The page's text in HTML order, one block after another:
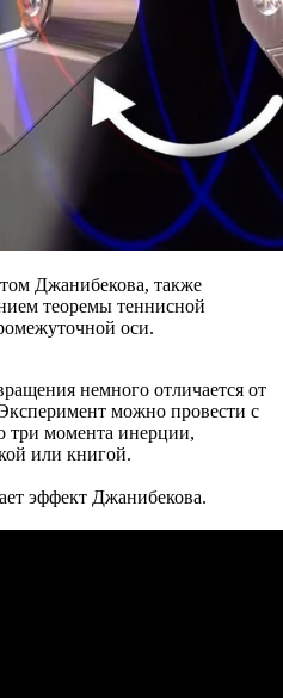
Джанибекова, также
теоремы теннисной
оси.
немного отличается от
можно провести с
три момента инерции,
или книгой.
эффект Джанибекова.